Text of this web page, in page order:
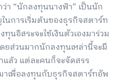
ว่า “นักลงทุนนางฟ้า” เป็นนัก
การเริ่มต้นของธุรกิจสตาร์ท
นอิสระจะใช้เงินตัวเองมาร่วม
ส่วนมากนักลงทุนเหล่านี้จะมี
แล้ว แต่ละคนก็จะจัดสรร
เพื่อลงทุนกับธุรกิจสตาร์ทอัพ